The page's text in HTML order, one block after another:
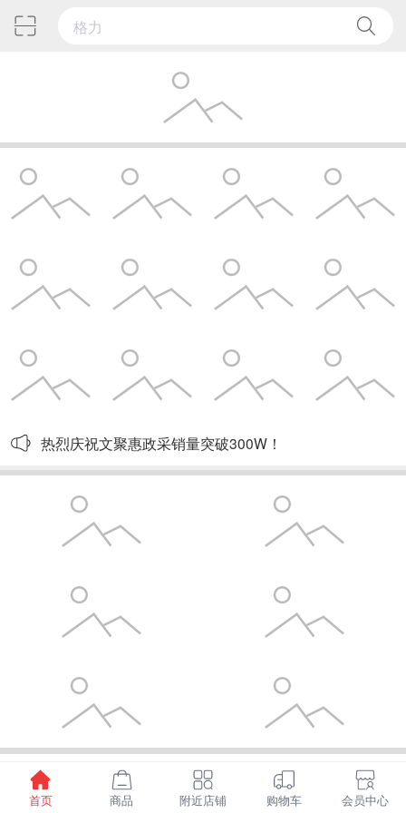
热烈庆祝文聚惠政采销量突破300W！
已加载全部
首页
商品 附近店铺 购物车 会员中心